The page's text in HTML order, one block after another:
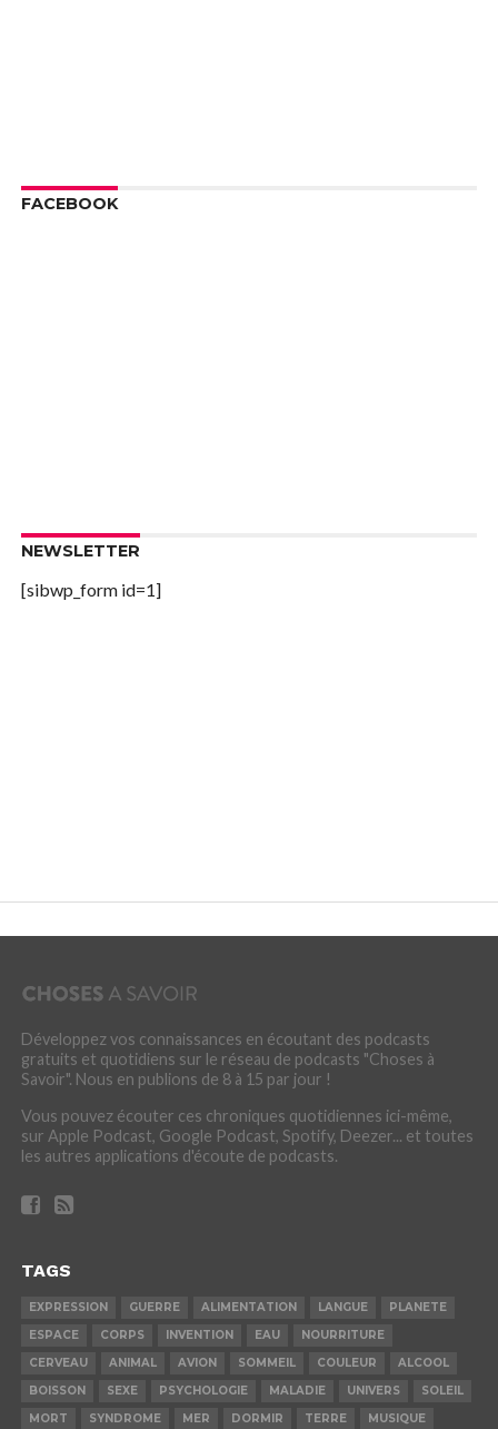
FACEBOOK
NEWSLETTER
[sibwp_form id=1]
Développez vos connaissances en écoutant des podcasts
gratuits et quotidiens sur le réseau de podcasts "Choses à
Savoir". Nous en publions de 8 à 15 par jour !
Vous pouvez écouter ces chroniques quotidiennes ici-même,
sur Apple Podcast, Google Podcast, Spotify, Deezer... et toutes
les autres applications d'écoute de podcasts.
TAGS
EXPRESSION GUERRE ALIMENTATION LANGUE
PLANETE
ESPACE
CORPS INVENTION EAU
NOURRITURE
CERVEAU
ANIMAL AVION SOMMEIL COULEUR
ALCOOL
BOISSON
SEXE PSYCHOLOGIE MALADIE UNIVERS
SOLEIL
MORT
SYNDROME MER DORMIR TERRE MUSIQUE